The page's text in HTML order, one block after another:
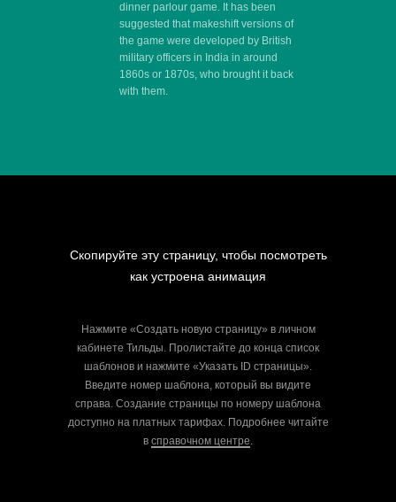
dinner parlour game. It has been
suggested that makeshift versions of
the game were developed by British
military officers in India in around
1860s or 1870s, who brought it back
with them.
Скопируйте эту страницу, чтобы посмотреть
как устроена анимация
Нажмите «Создать новую страницу» в личном
кабинете Тильды. Пролистайте до конца список
шаблонов и нажмите «Указать ID страницы».
Введите номер шаблона, который вы видите
справа. Создание страницы по номеру шаблона
доступно на платных тарифах. Подробнее читайте
в справочном центре.